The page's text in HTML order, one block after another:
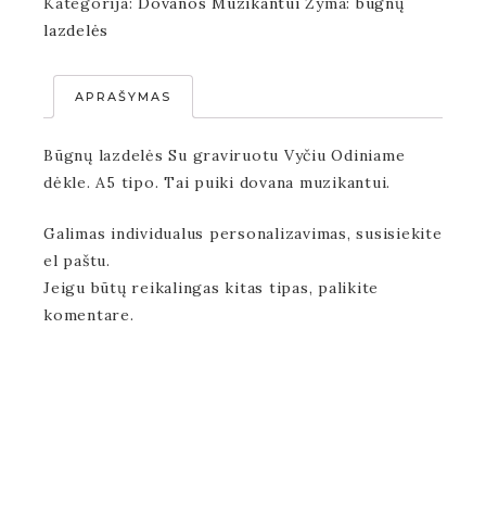
lazdelės
APRAŠYMAS
Būgnų lazdelės Su graviruotu Vyčiu Odiniame
dėkle. A5 tipo. Tai puiki dovana muzikantui.
Galimas individualus personalizavimas, susisiekite
el paštu.
Jeigu būtų reikalingas kitas tipas, palikite
komentare.